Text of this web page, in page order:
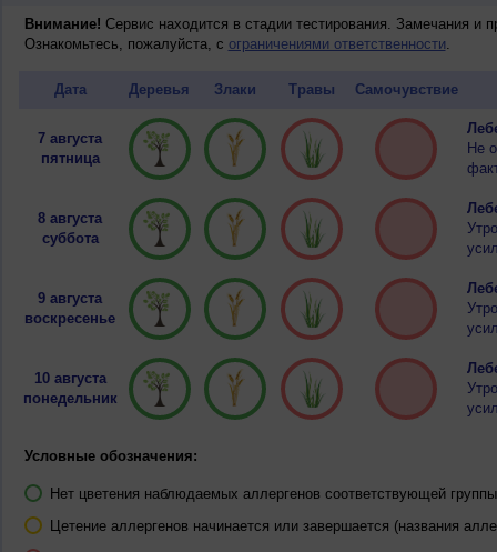
Внимание! Сервис находится в стадии тестирования. Замечания и
Ознакомьтесь, пожалуйста, с ограничениями ответственности.
Дата Деревья Злаки Травы Самочувствие
7 августа
пятница
Не
8 августа
суббота
9 августа
воскресенье
10 августа
понедельник
Условные обозначения:
Нет цветения наблюдаемых аллергенов соответствующей
Цетение аллергенов начинается или завершается (названия